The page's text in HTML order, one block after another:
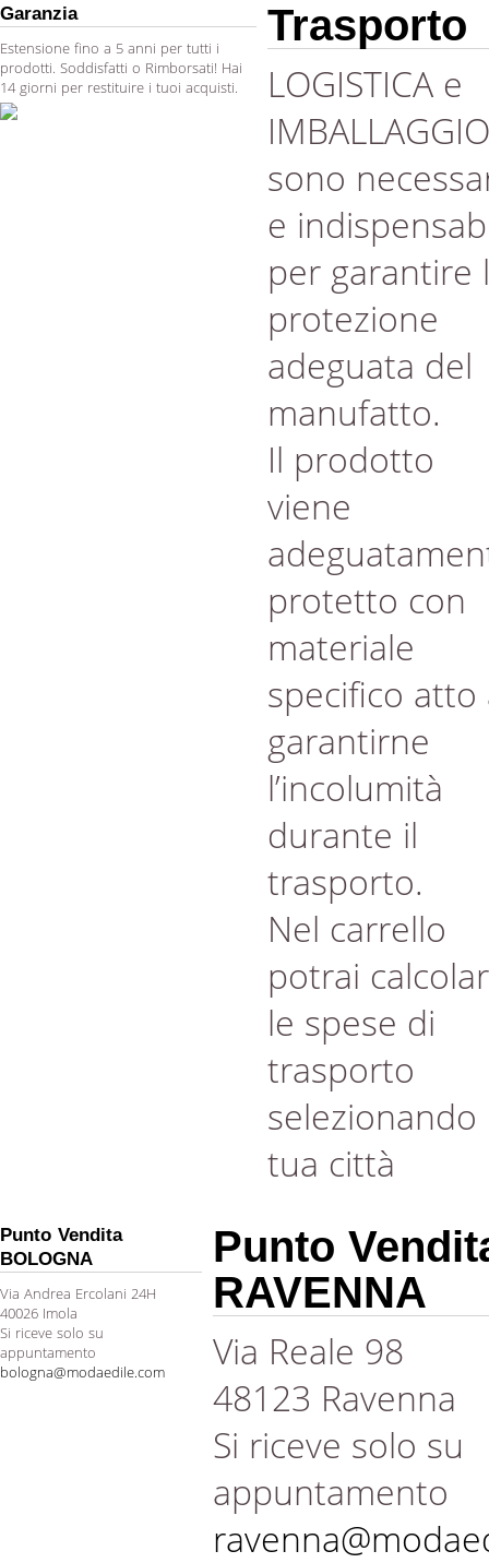
Garanzia
Estensione fino a 5 anni per tutti i
prodotti. Soddisfatti o Rimborsati! Hai
14 giorni per restituire i tuoi acquisti.
Trasporto
LOGISTICA e
IMBALLAGGIO
sono
e
per garantire
protezione
adeguata del
manufatto.
Il prodotto
viene
protetto con
materiale
specifico atto
garantirne
l’incolumità
durante il
trasporto.
Nel carrello
potrai
le spese di
trasporto
selezionando
tua città
Punto Vendita
BOLOGNA
Via Andrea Ercolani 24H
40026 Imola
Si riceve solo su
appuntamento
bologna@modaedile.com
Punto
RAVENNA
Via Reale 98
48123 Ravenna
Si riceve solo su
appuntamento